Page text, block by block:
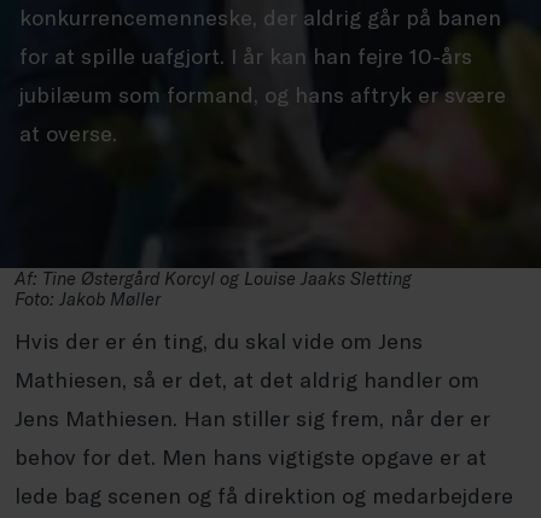
konkurrencemenneske, der aldrig går på banen
for at spille uafgjort. I år kan han fejre 10-års
jubilæum som formand, og hans aftryk er svære
at overse.
Af: Tine Østergård Korcyl og Louise Jaaks Sletting
Foto: Jakob Møller
Hvis der er én ting, du skal vide om Jens
Mathiesen, så er det, at det aldrig handler om
Jens Mathiesen. Han stiller sig frem, når der er
behov for det. Men hans vigtigste opgave er at
lede bag scenen og få direktion og medarbejdere